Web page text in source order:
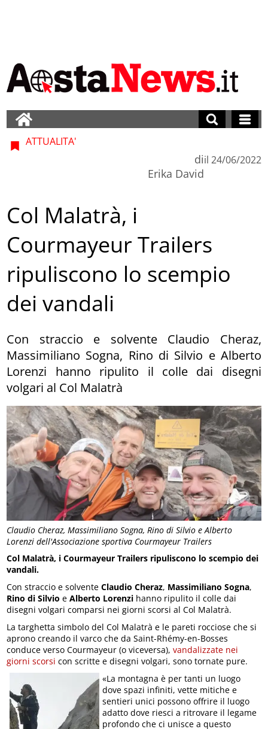
Claudio Cheraz, Massimiliano Sogna, Rino di Silvio e Alberto
Lorenzi dell'Associazione sportiva Courmayeur Trailers
ATTUALITA'
di
Erika David
il 24/06/2022
Col Malatrà, i
Courmayeur Trailers
ripuliscono lo scempio
dei vandali
Con straccio e solvente Claudio Cheraz,
Massimiliano Sogna, Rino di Silvio e Alberto
Lorenzi hanno ripulito il colle dai disegni
volgari al Col Malatrà
Col Malatrà, i Courmayeur Trailers ripuliscono lo scempio dei
vandali.
Con straccio e solventeClaudio Cheraz, Massimiliano Sogna,
Rino di Silvio eAlberto Lorenzi hanno ripulito il colle dai
disegni volgari comparsi nei giorni scorsi al Col Malatrà.
La targhetta simbolo del Col Malatrà e le pareti rocciose che si
aprono creando il varco che da Saint-Rhémy-en-Bosses
conduce verso Courmayeur (o viceversa),vandalizzate nei
giorni scorsi con scritte e disegni volgari, sono tornate pure.
«La montagna è per tanti un luogo
dove spazi infiniti, vette mitiche e
sentieri unici possono offrire il luogo
adatto dove riesci a ritrovare il legame
profondo che ci unisce a questo